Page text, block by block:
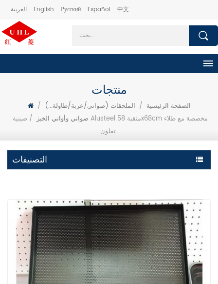
العربية English Русский Español 中文
منتجات
الصفحة الرئيسية / الملحقات (صواني/عربة/طاولة...) /
صواني وأواني الخبز / صينية Alusteel مثقبة 58x68cm مخصصة مع طلاء
تفلون
التصنيفات